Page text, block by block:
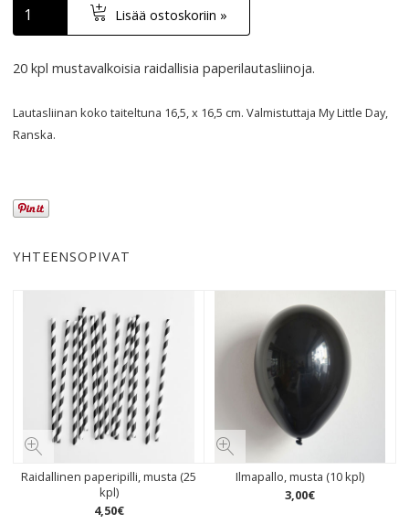
Lisää ostoskoriin »
20 kpl mustavalkoisia raidallisia paperilautasliinoja.
Lautasliinan koko taiteltuna 16,5, x 16,5 cm. Valmistuttaja My Little Day,
Ranska.
YHTEENSOPIVAT
Raidallinen paperipilli, musta (25
kpl)
4,50€
Ilmapallo, musta (10 kpl)
3,00€